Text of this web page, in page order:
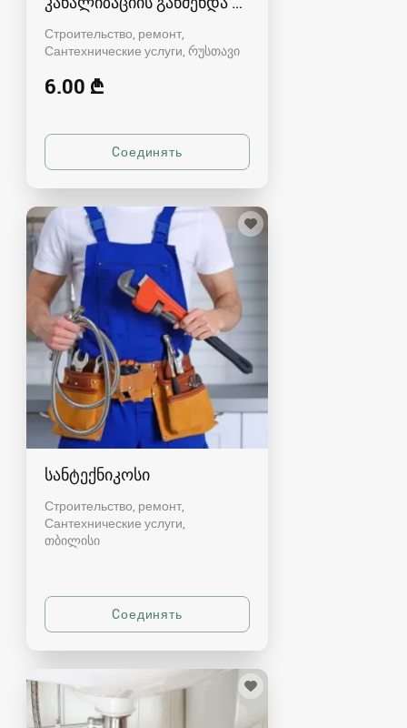
Строительство, ремонт,
Сантехнические услуги რუსთავი
6.00 ₾
სანტექნიკოსი
Строительство, ремонт,
Сантехнические услуги
თბილისი